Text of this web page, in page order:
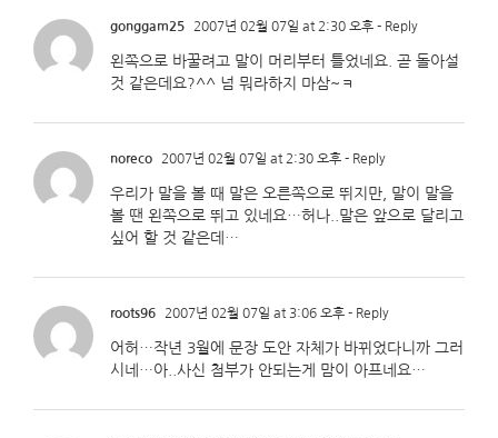
gonggam25 2007년 02월 07일 at 2:30 오후 - Reply
왼쪽으로 바꿀려고 말이 머리부터 틀었네요. 곧 돌아설
것 같은데요?^^ 넘 뭐라하지 마삼~ㅋ
noreco 2007년 02월 07일 at 2:30 오후 - Reply
우리가 말을 볼 때 말은 오른쪽으로 뛰지만, 말이 말을
볼 땐 왼쪽으로 뛰고 있네요…허나..말은 앞으로 달리고
싶어 할 것 같은데…
roots96 2007년 02월 07일 at 3:06 오후 - Reply
어허…작년 3월에 문장 도안 자체가 바뀌었다니까 그러
시네…아..사신 첨부가 안되는게 맘이 아프네요…